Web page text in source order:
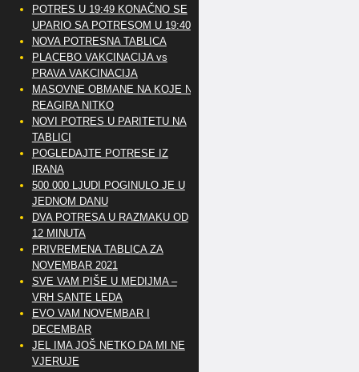
POTRES U 19:49 KONAČNO SE
UPARIO SA POTRESOM U 19:40
NOVA POTRESNA TABLICA
PLACEBO VAKCINACIJA vs
PRAVA VAKCINACIJA
MASOVNE OBMANE NA KOJE NE
REAGIRA NITKO
NOVI POTRES U PARITETU NA
TABLICI
POGLEDAJTE POTRESE IZ
IRANA
500 000 LJUDI POGINULO JE U
JEDNOM DANU
DVA POTRESA U RAZMAKU OD
12 MINUTA
PRIVREMENA TABLICA ZA
NOVEMBAR 2021
SVE VAM PIŠE U MEDIJMA –
VRH SANTE LEDA
EVO VAM NOVEMBAR I
DECEMBAR
JEL IMA JOŠ NETKO DA MI NE
VJERUJE